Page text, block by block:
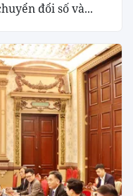
đổi số và...